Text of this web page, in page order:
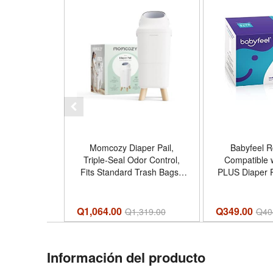
Momcozy Diaper Pail,
Triple-Seal Odor Control,
Fits Standard Trash Bags |
Ergonomic Height, Large
Capacity with Viewing
Q1,064.00 Q1,319.00
Babyfeel
Compatible
PLUS Diaper
Elimination |
Scent |
Q349.00 Q
Información del producto